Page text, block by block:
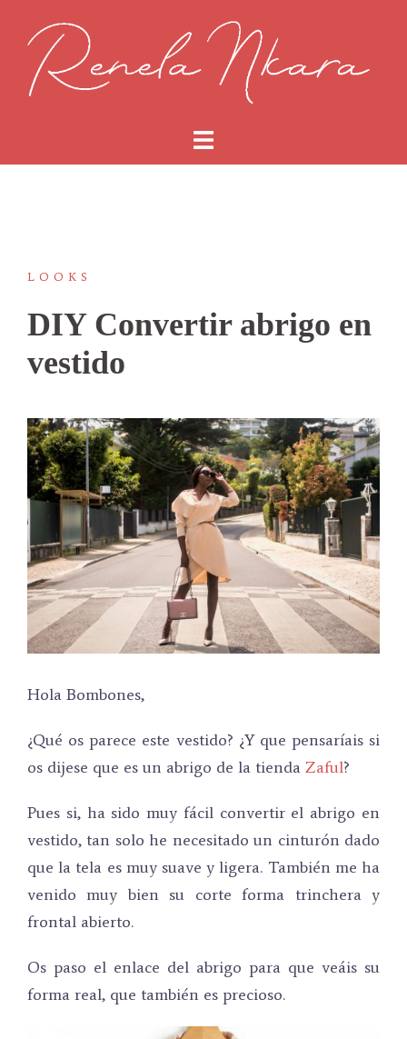
contenido
LOOKS
DIY Convertir abrigo en
vestido
Hola Bombones,
¿Qué os parece este vestido? ¿Y que pensaríais si
os dijese que es un abrigo de la tienda Zaful?
Pues si, ha sido muy fácil convertir el abrigo en
vestido, tan solo he necesitado un cinturón dado
que la tela es muy suave y ligera. También me ha
venido muy bien su corte forma trinchera y
frontal abierto.
Os paso el enlace del abrigo para que veáis su
forma real, que también es precioso.